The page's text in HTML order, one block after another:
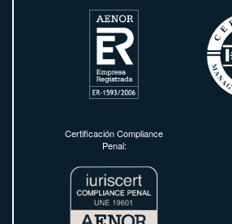
Certificación Compliance
Penal: